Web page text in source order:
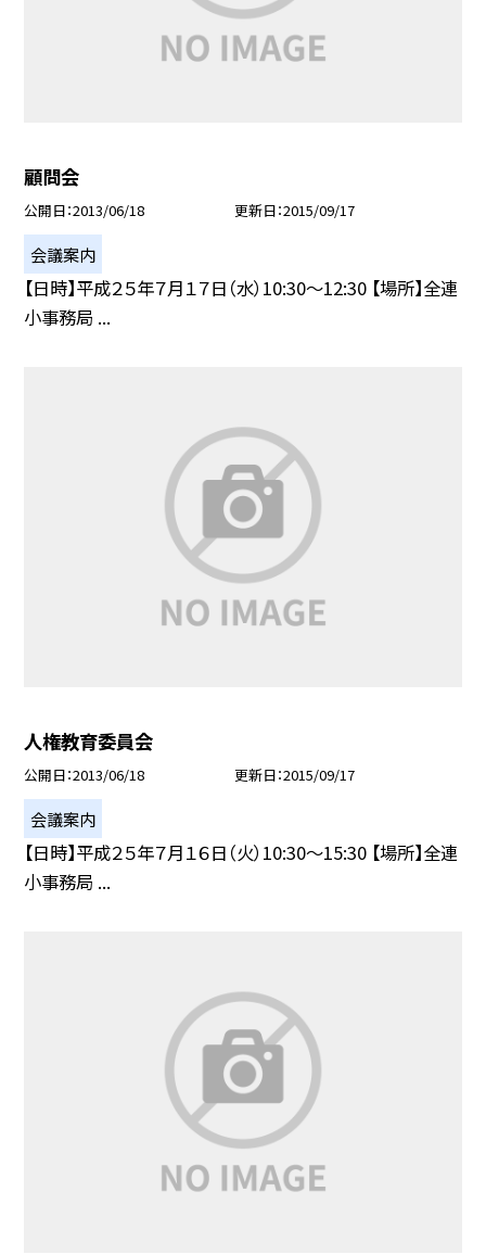
顧問会
公開日 2013/06/18 更新日 2015/09/17
会議案内
【日時】平成２５年７月１７日（水）10:30〜12:30 【場所】全連
小事務局 ...
人権教育委員会
公開日 2013/06/18 更新日 2015/09/17
会議案内
【日時】平成２５年７月１６日（火）10:30〜15:30 【場所】全連
小事務局 ...